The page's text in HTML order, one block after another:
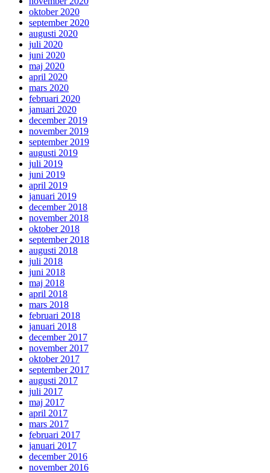
oktober 2020
september 2020
augusti 2020
juli 2020
juni 2020
maj 2020
april 2020
mars 2020
februari 2020
januari 2020
december 2019
november 2019
september 2019
augusti 2019
juli 2019
juni 2019
april 2019
januari 2019
december 2018
november 2018
oktober 2018
september 2018
augusti 2018
juli 2018
juni 2018
maj 2018
april 2018
mars 2018
februari 2018
januari 2018
december 2017
november 2017
oktober 2017
september 2017
augusti 2017
juli 2017
maj 2017
april 2017
mars 2017
februari 2017
januari 2017
december 2016
november 2016